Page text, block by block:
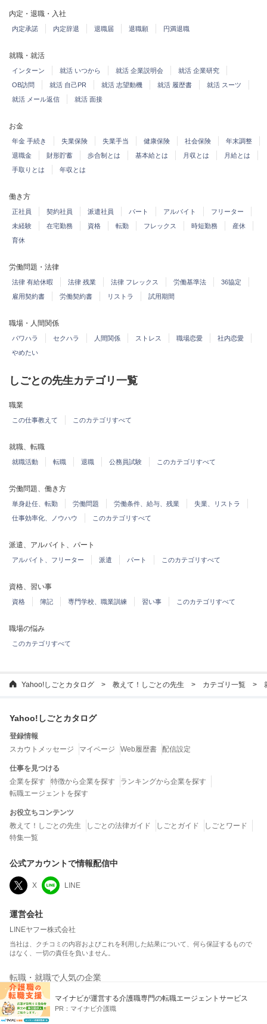
内定・退職・入社
内定承諾 内定辞退 退職届 退職願 円満退職
就職・就活
インターン 就活 いつから 就活 企業説明会
就活 企業研究
OB訪問
就活 自己PR 就活 志望動機 就活 履歴書
就活 スーツ
就活 メール返信
就活 面接
お金
年金 手続き 失業保険 失業手当 健康保険 社会保険
年末調整
退職金
財形貯蓄 歩合制とは 基本給とは 月収とは
月給とは
手取りとは
年収とは
働き方
正社員 契約社員 派遣社員 パート アルバイト
フリーター
未経験
在宅勤務 資格 転勤 フレックス 時短勤務
産休
育休
労働問題・法律
法律 有給休暇 法律 残業 法律 フレックス 労働基準法
36協定
雇用契約書
労働契約書 リストラ 試用期間
職場・人間関係
パワハラ セクハラ 人間関係 ストレス 職場恋愛
社内恋愛
やめたい
しごとの先生カテゴリ一覧
職業
この仕事教えて このカテゴリすべて
就職、転職
就職活動 転職 退職 公務員試験 このカテゴリすべて
労働問題、働き方
単身赴任、転勤 労働問題 労働条件、給与、残業
失業、リストラ
仕事効率化、ノウハウ
このカテゴリすべて
派遣、アルバイト、パート
アルバイト、フリーター 派遣 パート このカテゴリすべて
資格、習い事
資格 簿記 専門学校、職業訓練 習い事 このカテゴリすべて
職場の悩み
このカテゴリすべて
Yahoo!しごとカタログ 教えて！しごとの先生 カテゴリ一覧
マイナビが運営する介護職専門の転職エージェントサービス
PR： マイナビ介護職
Yahoo!しごとカタログ
登録情報
スカウトメッセージ
マイページ Web履歴書 配信設定
仕事を見つける
企業を探す
特徴から企業を探す
ランキングから企業を探す
転職エージェントを探す
お役立ちコンテンツ
教えて！しごとの先生
しごとの法律ガイド しごとガイド
しごとワード
特集一覧
公式アカウントで情報配信中
X LINE
運営会社
LINEヤフー株式会社
当社は、クチコミの内容およびこれを利用した結果について、何ら保証するもので
はなく、一切の責任を負いません。
転職・就職で人気の企業
平均年収ランキング
ボーナス額ランキング
総合満足度ランキング
ホワイト企業ランキング